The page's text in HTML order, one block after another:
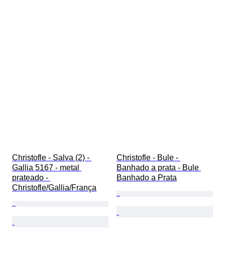
Christofle - Salva (2) -
Gallia 5167 - metal
prateado -
Christofle/Gallia/França
Christofle - Bule -
Banhado a prata - Bule
Banhado a Prata